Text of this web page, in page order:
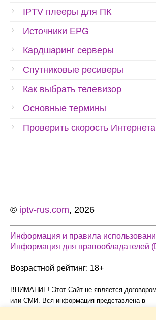
IPTV плееры для ПК
Источники EPG
Кардшаринг серверы
Спутниковые ресиверы
Как выбрать телевизор
Основные термины
Проверить скорость Интернета
© iptv-rus.com, 2026
Информация и правила
Информация для правообладателей
Возрастной рейтинг: 18+
ВНИМАНИЕ! Этот Сайт не является
или СМИ. Вся информация представлена в